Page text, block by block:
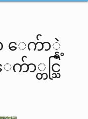
ေက်ာ္နဲ့
က်ာ္တင္သြ